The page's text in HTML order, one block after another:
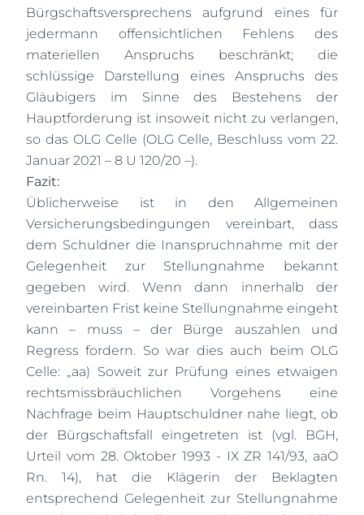
Bürgschaftsversprechens aufgrund eines für
jedermann offensichtlichen Fehlens des
materiellen Anspruchs beschränkt; die
schlüssige Darstellung eines Anspruchs des
Gläubigers im Sinne des Bestehens der
Hauptforderung ist insoweit nicht zu verlangen,
so das OLG Celle (OLG Celle, Beschluss vom 22.
Januar 2021 – 8 U 120/20 –).
Fazit:
Üblicherweise ist in den Allgemeinen
Versicherungsbedingungen vereinbart, dass
dem Schuldner die Inanspruchnahme mit der
Gelegenheit zur Stellungnahme bekannt
gegeben wird. Wenn dann innerhalb der
vereinbarten Frist keine Stellungnahme eingeht
kann – muss – der Bürge auszahlen und
Regress fordern. So war dies auch beim OLG
Celle: „aa) Soweit zur Prüfung eines etwaigen
rechtsmissbräuchlichen Vorgehens eine
Nachfrage beim Hauptschuldner nahe liegt, ob
der Bürgschaftsfall eingetreten ist (vgl. BGH,
Urteil vom 28. Oktober 1993 - IX ZR 141/93, aaO
Rn. 14), hat die Klägerin der Beklagten
entsprechend Gelegenheit zur Stellungnahme